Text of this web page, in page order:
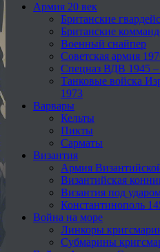
Армия 20 век
Британские
Британские
Военный снайпер
Советская армия
Спецназ ВДВ 1945 –
Танковые войска
1973
Варвары
Кельты
Пикты
Сарматы
Византия
Армия
Византийская
Византия под
Константинополь
Война на море
Линкоры
Субмарины